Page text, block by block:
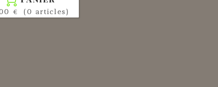
€ (0 articles)